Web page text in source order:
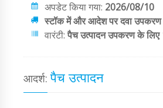
अपडेट किया गया: 2026/08/10
स्टॉक में और आदेश पर दवा उपकरण
वारंटी:पैच उत्पादन उपकरण के लिए
आदर्श: पैच उत्पादन